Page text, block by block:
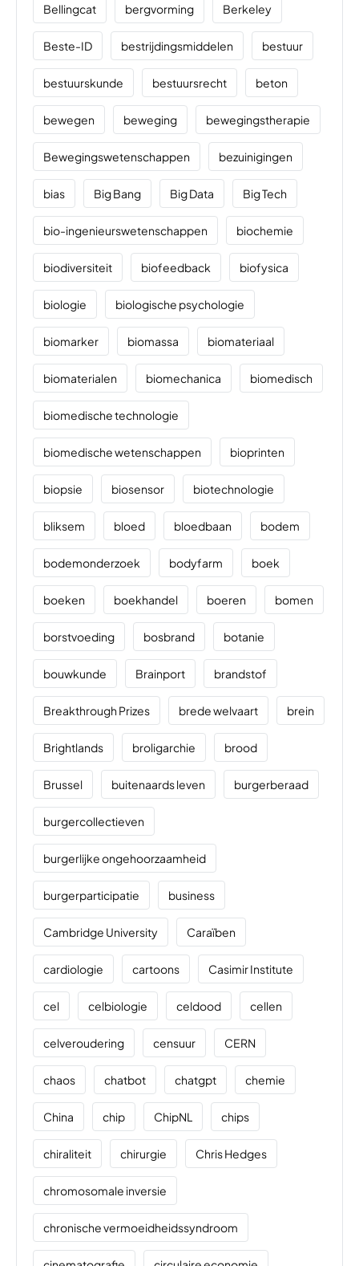
Bellingcat bergvorming Berkeley
Beste-ID bestrijdingsmiddelen bestuur
bestuurskunde bestuursrecht beton
bewegen beweging bewegingstherapie
Bewegingswetenschappen bezuinigingen
bias Big Bang Big Data Big Tech
bio-ingenieurswetenschappen biochemie
biodiversiteit biofeedback biofysica
biologie biologische psychologie
biomarker biomassa biomateriaal
biomaterialen biomechanica biomedisch
biomedische technologie
biomedische wetenschappen bioprinten
biopsie biosensor biotechnologie
bliksem bloed bloedbaan bodem
bodemonderzoek bodyfarm boek
boeken boekhandel boeren bomen
borstvoeding bosbrand botanie
bouwkunde Brainport brandstof
Breakthrough Prizes brede welvaart brein
Brightlands broligarchie brood
Brussel buitenaards leven burgerberaad
burgercollectieven
burgerlijke ongehoorzaamheid
burgerparticipatie business
Cambridge University Caraïben
cardiologie cartoons Casimir Institute
cel celbiologie celdood cellen
celveroudering censuur CERN
chaos chatbot chatgpt chemie
China chip ChipNL chips
chiraliteit chirurgie Chris Hedges
chromosomale inversie
chronische vermoeidheidssyndroom